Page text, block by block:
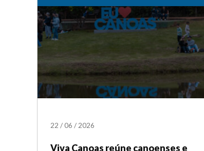
22 /06 / 2026
Viva Canoas reúne canoenses e